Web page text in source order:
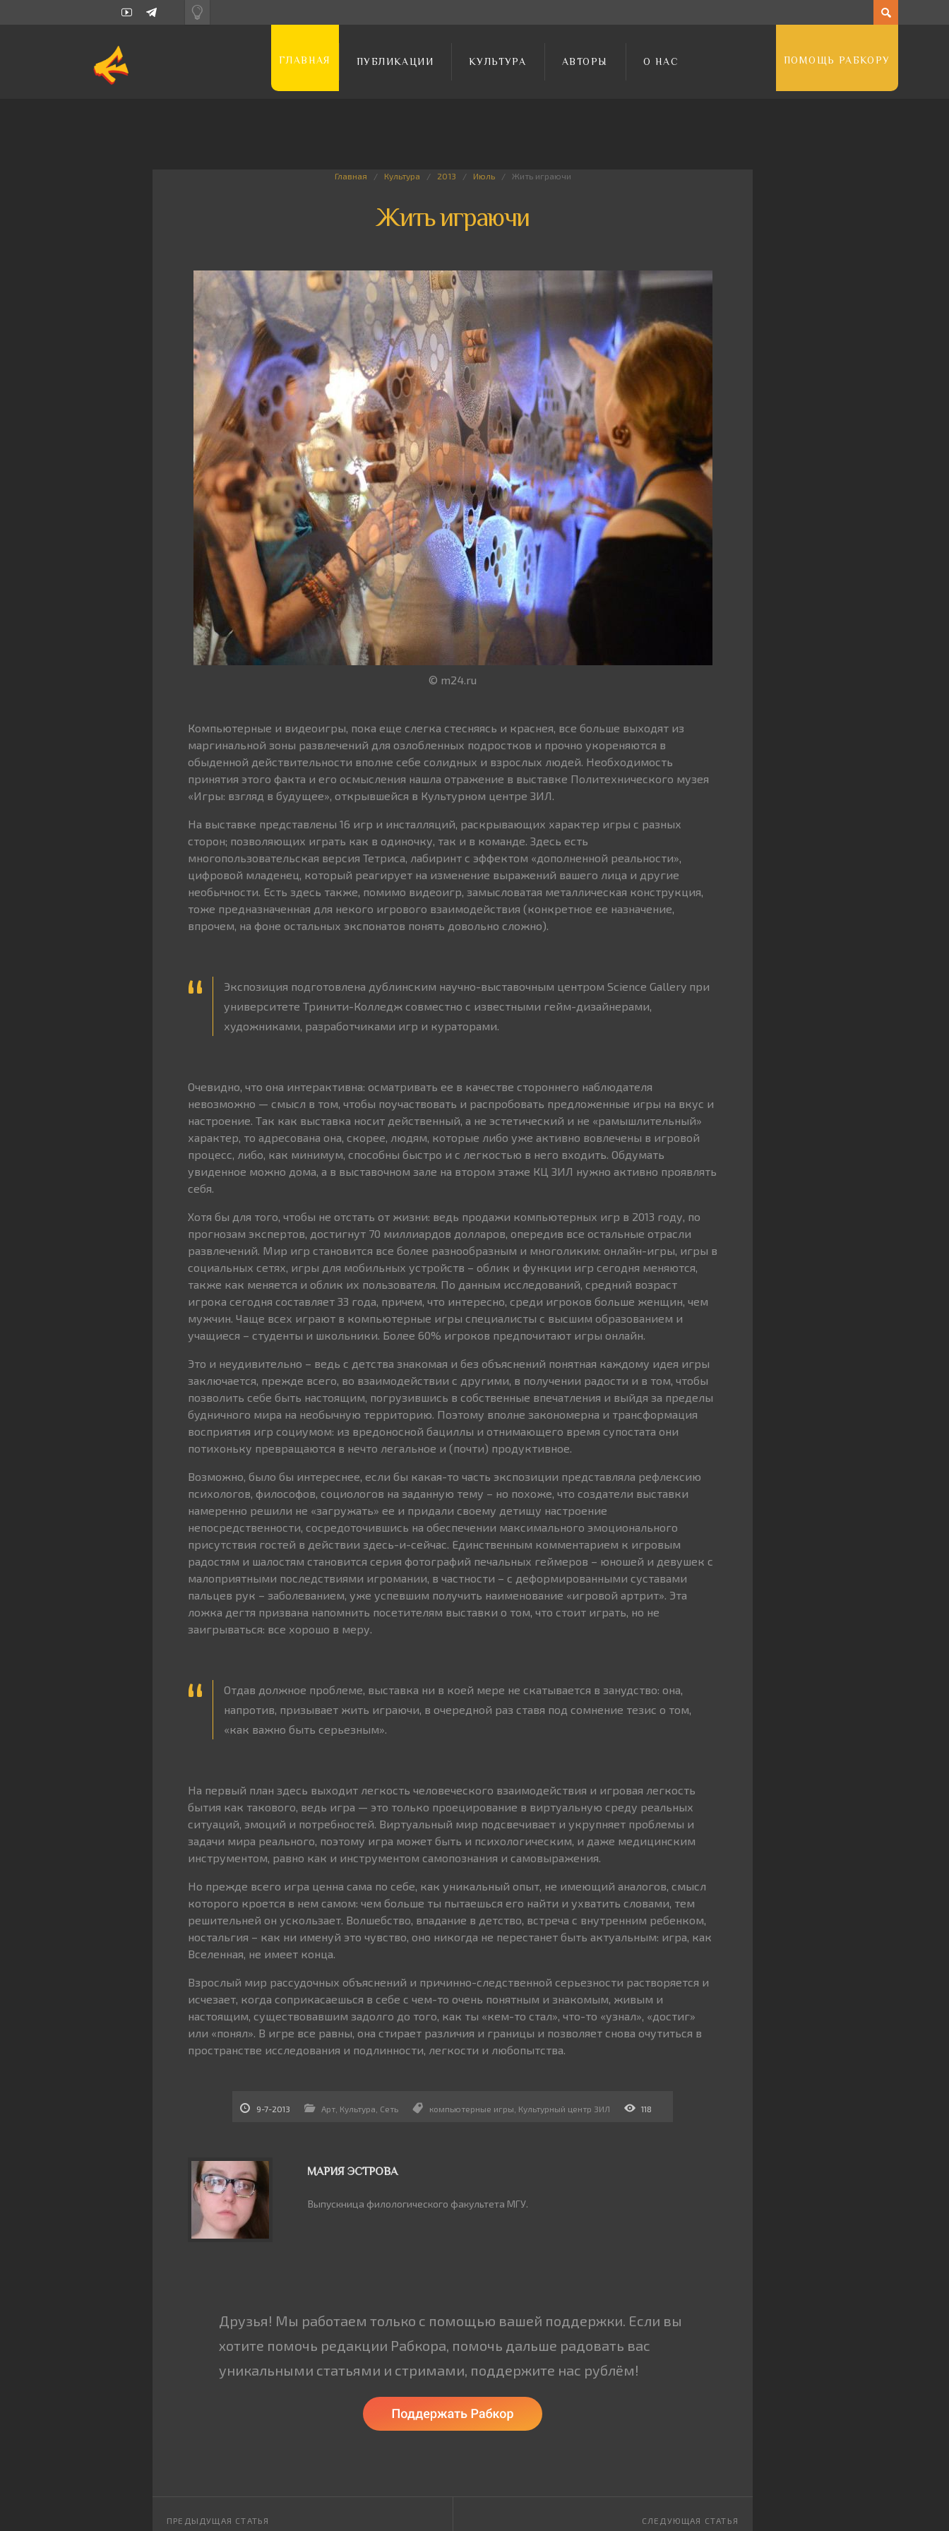
ГЛАВНАЯ ПУБЛИКАЦИИ КУЛЬТУРА АВТОРЫ О НАС ПОМОЩЬ РАБКОРУ
Главная Культура 2013 Июль Жить играючи
Жить играючи
© m24.ru
Компьютерные и видеоигры, пока еще слегка стесняясь и краснея, все больше выходят из
маргинальной зоны развлечений для озлобленных подростков и прочно укореняются в
обыденной действительности вполне себе солидных и взрослых людей. Необходимость
принятия этого факта и его осмысления нашла отражение в выставке Политехнического музея
«Игры: взгляд в будущее», открывшейся в Культурном центре ЗИЛ.
На выставке представлены 16 игр и инсталляций, раскрывающих характер игры с разных
сторон; позволяющих играть как в одиночку, так и в команде. Здесь есть
многопользовательская версия Тетриса, лабиринт с эффектом «дополненной реальности»,
цифровой младенец, который реагирует на изменение выражений вашего лица и другие
необычности. Есть здесь также, помимо видеоигр, замысловатая металлическая конструкция,
тоже предназначенная для некого игрового взаимодействия (конкретное ее назначение,
впрочем, на фоне остальных экспонатов понять довольно сложно).
Экспозиция подготовлена дублинским научно-выставочным центром Science Gallery при
университете Тринити-Колледж совместно с известными гейм-дизайнерами,
художниками, разработчиками игр и кураторами.
Очевидно, что она интерактивна: осматривать ее в качестве стороннего наблюдателя
невозможно — смысл в том, чтобы поучаствовать и распробовать предложенные игры на вкус и
настроение. Так как выставка носит действенный, а не эстетический и не «рамышлительный»
характер, то адресована она, скорее, людям, которые либо уже активно вовлечены в игровой
процесс, либо, как минимум, способны быстро и с легкостью в него входить. Обдумать
увиденное можно дома, а в выставочном зале на втором этаже КЦ ЗИЛ нужно активно проявлять
себя.
Хотя бы для того, чтобы не отстать от жизни: ведь продажи компьютерных игр в 2013 году, по
прогнозам экспертов, достигнут 70 миллиардов долларов, опередив все остальные отрасли
развлечений. Мир игр становится все более разнообразным и многоликим: онлайн-игры, игры в
социальных сетях, игры для мобильных устройств – облик и функции игр сегодня меняются,
также как меняется и облик их пользователя. По данным исследований, средний возраст
игрока сегодня составляет 33 года, причем, что интересно, среди игроков больше женщин, чем
мужчин. Чаще всех играют в компьютерные игры специалисты с высшим образованием и
учащиеся – студенты и школьники. Более 60% игроков предпочитают игры онлайн.
Это и неудивительно – ведь с детства знакомая и без объяснений понятная каждому идея игры
заключается, прежде всего, во взаимодействии с другими, в получении радости и в том, чтобы
позволить себе быть настоящим, погрузившись в собственные впечатления и выйдя за пределы
будничного мира на необычную территорию. Поэтому вполне закономерна и трансформация
восприятия игр социумом: из вредоносной бациллы и отнимающего время супостата они
потихоньку превращаются в нечто легальное и (почти) продуктивное.
Возможно, было бы интереснее, если бы какая-то часть экспозиции представляла рефлексию
психологов, философов, социологов на заданную тему – но похоже, что создатели выставки
намеренно решили не «загружать» ее и придали своему детищу настроение
непосредственности, сосредоточившись на обеспечении максимального эмоционального
присутствия гостей в действии здесь-и-сейчас. Единственным комментарием к игровым
радостям и шалостям становится серия фотографий печальных геймеров – юношей и девушек с
малоприятными последствиями игромании, в частности – с деформированными суставами
пальцев рук – заболеванием, уже успевшим получить наименование «игровой артрит». Эта
ложка дегтя призвана напомнить посетителям выставки о том, что стоит играть, но не
заигрываться: все хорошо в меру.
Отдав должное проблеме, выставка ни в коей мере не скатывается в занудство: она,
напротив, призывает жить играючи, в очередной раз ставя под сомнение тезис о том,
«как важно быть серьезным».
На первый план здесь выходит легкость человеческого взаимодействия и игровая легкость
бытия как такового, ведь игра — это только проецирование в виртуальную среду реальных
ситуаций, эмоций и потребностей. Виртуальный мир подсвечивает и укрупняет проблемы и
задачи мира реального, поэтому игра может быть и психологическим, и даже медицинским
инструментом, равно как и инструментом самопознания и самовыражения.
Но прежде всего игра ценна сама по себе, как уникальный опыт, не имеющий аналогов, смысл
которого кроется в нем самом: чем больше ты пытаешься его найти и ухватить словами, тем
решительней он ускользает. Волшебство, впадание в детство, встреча с внутренним ребенком,
ностальгия – как ни именуй это чувство, оно никогда не перестанет быть актуальным: игра, как
Вселенная, не имеет конца.
Взрослый мир рассудочных объяснений и причинно-следственной серьезности растворяется и
исчезает, когда соприкасаешься в себе с чем-то очень понятным и знакомым, живым и
настоящим, существовавшим задолго до того, как ты «кем-то стал», что-то «узнал», «достиг»
или «понял». В игре все равны, она стирает различия и границы и позволяет снова очутиться в
пространстве исследования и подлинности, легкости и любопытства.
9-7-2013 Арт Культура Сеть компьютерные игры Культурный центр ЗИЛ 118
МАРИЯ ЭСТРОВА
Выпускница филологического факультета МГУ.
Друзья! Мы работаем только с помощью вашей поддержки. Если вы
хотите помочь редакции Рабкора, помочь дальше радовать вас
уникальными статьями и стримами, поддержите нас рублём!